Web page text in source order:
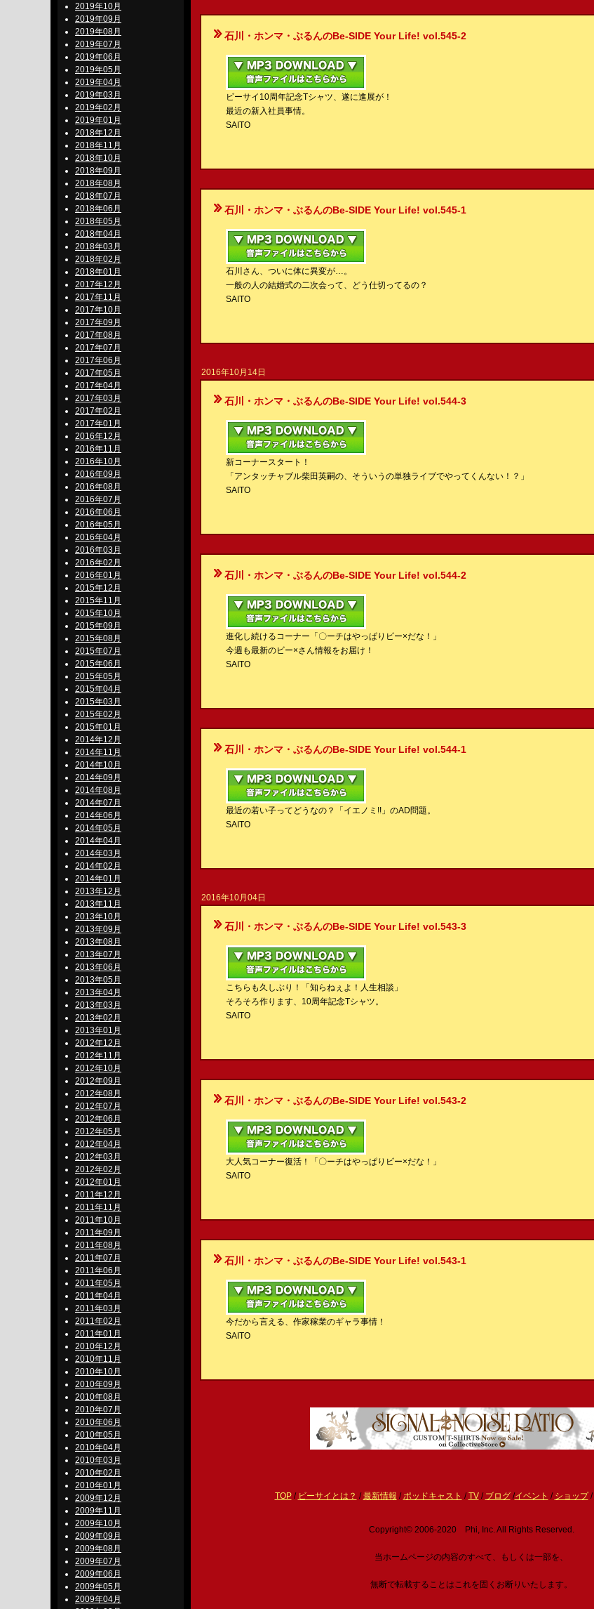
2019年10月
2019年09月
2019年08月
2019年07月
2019年06月
2019年05月
2019年04月
2019年03月
2019年02月
2019年01月
2018年12月
2018年11月
2018年10月
2018年09月
2018年08月
2018年07月
2018年06月
2018年05月
2018年04月
2018年03月
2018年02月
2018年01月
2017年12月
2017年11月
2017年10月
2017年09月
2017年08月
2017年07月
2017年06月
2017年05月
2017年04月
2017年03月
2017年02月
2017年01月
2016年12月
2016年11月
2016年10月
2016年09月
2016年08月
2016年07月
2016年06月
2016年05月
2016年04月
2016年03月
2016年02月
2016年01月
2015年12月
2015年11月
2015年10月
2015年09月
2015年08月
2015年07月
2015年06月
2015年05月
2015年04月
2015年03月
2015年02月
2015年01月
2014年12月
2014年11月
2014年10月
2014年09月
2014年08月
2014年07月
2014年06月
2014年05月
2014年04月
2014年03月
2014年02月
2014年01月
2013年12月
2013年11月
2013年10月
2013年09月
2013年08月
2013年07月
2013年06月
2013年05月
2013年04月
2013年03月
2013年02月
2013年01月
2012年12月
2012年11月
2012年10月
2012年09月
2012年08月
2012年07月
2012年06月
2012年05月
2012年04月
2012年03月
2012年02月
2012年01月
2011年12月
2011年11月
2011年10月
2011年09月
2011年08月
2011年07月
2011年06月
2011年05月
2011年04月
2011年03月
2011年02月
2011年01月
2010年12月
2010年11月
2010年10月
2010年09月
2010年08月
2010年07月
2010年06月
2010年05月
2010年04月
2010年03月
2010年02月
2010年01月
2009年12月
2009年11月
2009年10月
2009年09月
2009年08月
2009年07月
2009年06月
2009年05月
2009年04月
石川・ホンマ・ぶるんのBe-SIDE Your Life! vol.545-2
ビーサイ10周年記念Tシャツ、遂に進展が！
最近の新入社員事情。
SAITO
石川・ホンマ・ぶるんのBe-SIDE Your Life! vol.545-1
石川さん、ついに体に異変が…。
一般の人の結婚式の二次会って、どう仕切ってるの？
SAITO
2016年10月14日
石川・ホンマ・ぶるんのBe-SIDE Your Life! vol.544-3
新コーナースタート！
「アンタッチャブル柴田英嗣の、そういうの単独ライブでやってくんない！？」
SAITO
石川・ホンマ・ぶるんのBe-SIDE Your Life! vol.544-2
進化し続けるコーナー「〇ーチはやっぱりビー×だな！」
今週も最新のビー×さん情報をお届け！
SAITO
石川・ホンマ・ぶるんのBe-SIDE Your Life! vol.544-1
最近の若い子ってどうなの？「イエノミ!!」のAD問題。
SAITO
2016年10月04日
石川・ホンマ・ぶるんのBe-SIDE Your Life! vol.543-3
こちらも久しぶり！「知らねぇよ！人生相談」
そろそろ作ります、10周年記念Tシャツ。
SAITO
石川・ホンマ・ぶるんのBe-SIDE Your Life! vol.543-2
大人気コーナー復活！「〇ーチはやっぱりビー×だな！」
SAITO
石川・ホンマ・ぶるんのBe-SIDE Your Life! vol.543-1
今だから言える、作家稼業のギャラ事情！
SAITO
TOP/ ビーサイとは？ /最新情報 /ポッドキャスト /TV/ ブログ/イベント / ショップ/
Copyright© 2006-2020 Phi, Inc. All Rights Reserved.
当ホームページの内容のすべて、もしくは一部を、
無断で転載することはこれを固くお断りいたします。